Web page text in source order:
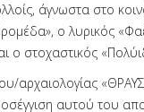
άγνωστα στο
ο λυρικός
ο στοχαστικός
αρχαιολογίας
αυτού του